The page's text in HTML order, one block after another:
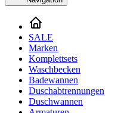
SALE
Marken
Komplettsets
Waschbecken
Badewannen
Duschabtrennungen
Duschwannen